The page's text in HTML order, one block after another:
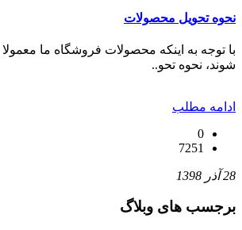
نحوه تحویل محصولات
با توجه به اینکه محصولات فروشگاه ما
شوند، نحوه تحو..
ادامه مطلب
0
7251
28 آذر 1398
برجسب های وبلاگ